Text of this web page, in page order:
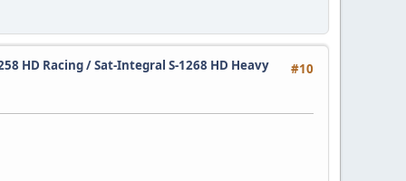
#10
HD Racing / Sat-Integral S-1268 HD Heavy